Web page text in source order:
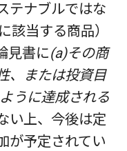
テナブルではな
該当する商品）
見書に(a)その商
、または投資目
うに達成される
い上、今後は定
が予定されてい